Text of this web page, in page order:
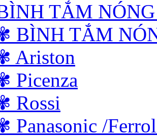
TẮM
BÌNH TẮM
Ariston
Picenza
Rossi
Panasonic /